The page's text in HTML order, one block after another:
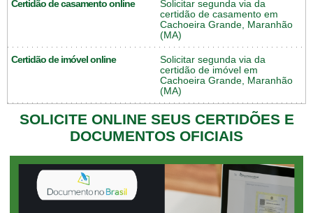
Certidão de casamento online
Solicitar segunda via da
certidão de casamento em
Cachoeira Grande, Maranhão
(MA)
Certidão de imóvel online
Solicitar segunda via da
certidão de imóvel em
Cachoeira Grande, Maranhão
(MA)
SOLICITE ONLINE SEUS CERTIDÕES E
DOCUMENTOS OFICIAIS